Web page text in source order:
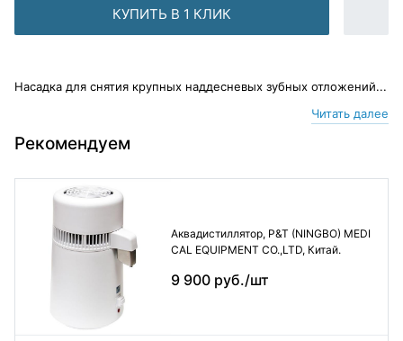
КУПИТЬ В 1 КЛИК
Насадка для снятия крупных наддесневых зубных отложений...
Читать далее
Рекомендуем
Аквадистиллятор, P&T (NINGBO) MEDI
CAL EQUIPMENT CO.,LTD, Китай.
9 900 руб./шт